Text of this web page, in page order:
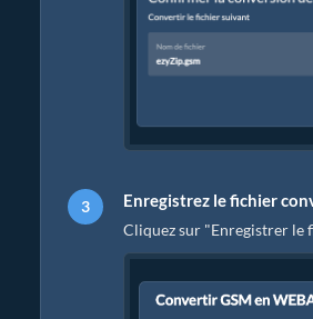
Enregistrez le fichier
Cliquez sur "Enregistrer le